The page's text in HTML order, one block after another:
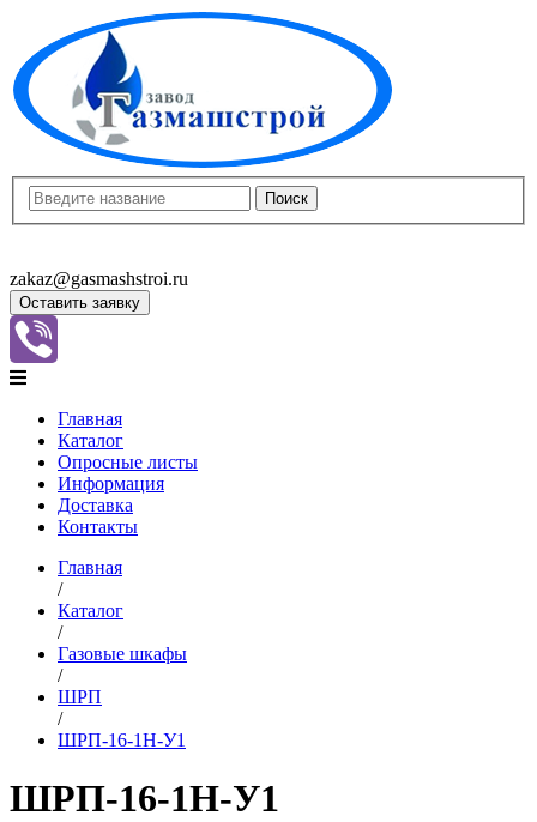
zakaz@gasmashstroi.ru
Оставить заявку
Главная
Каталог
Опросные листы
Информация
Доставка
Контакты
Главная
/
Каталог
/
Газовые шкафы
/
ШРП
/
ШРП-16-1Н-У1
ШРП-16-1Н-У1